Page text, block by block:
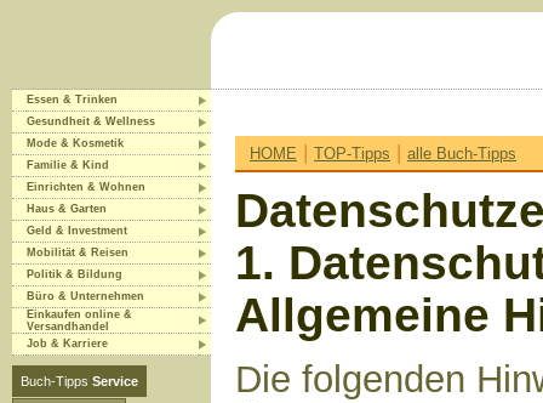
Essen & Trinken
Gesundheit & Wellness
Mode & Kosmetik
Familie & Kind
Einrichten & Wohnen
Haus & Garten
Geld & Investment
Mobilität & Reisen
Politik & Bildung
Büro & Unternehmen
Einkaufen online &
Versandhandel
Job & Karriere
Buch-Tipps Service
HOME | TOP-Tipps | alle Buch-Tipps
1.
Allgemeine
Die folgenden